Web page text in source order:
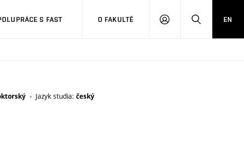
S FAST O FAKULTĚ
PŘIHLÁSITHLEDAT
EN
Jazyk studia: český